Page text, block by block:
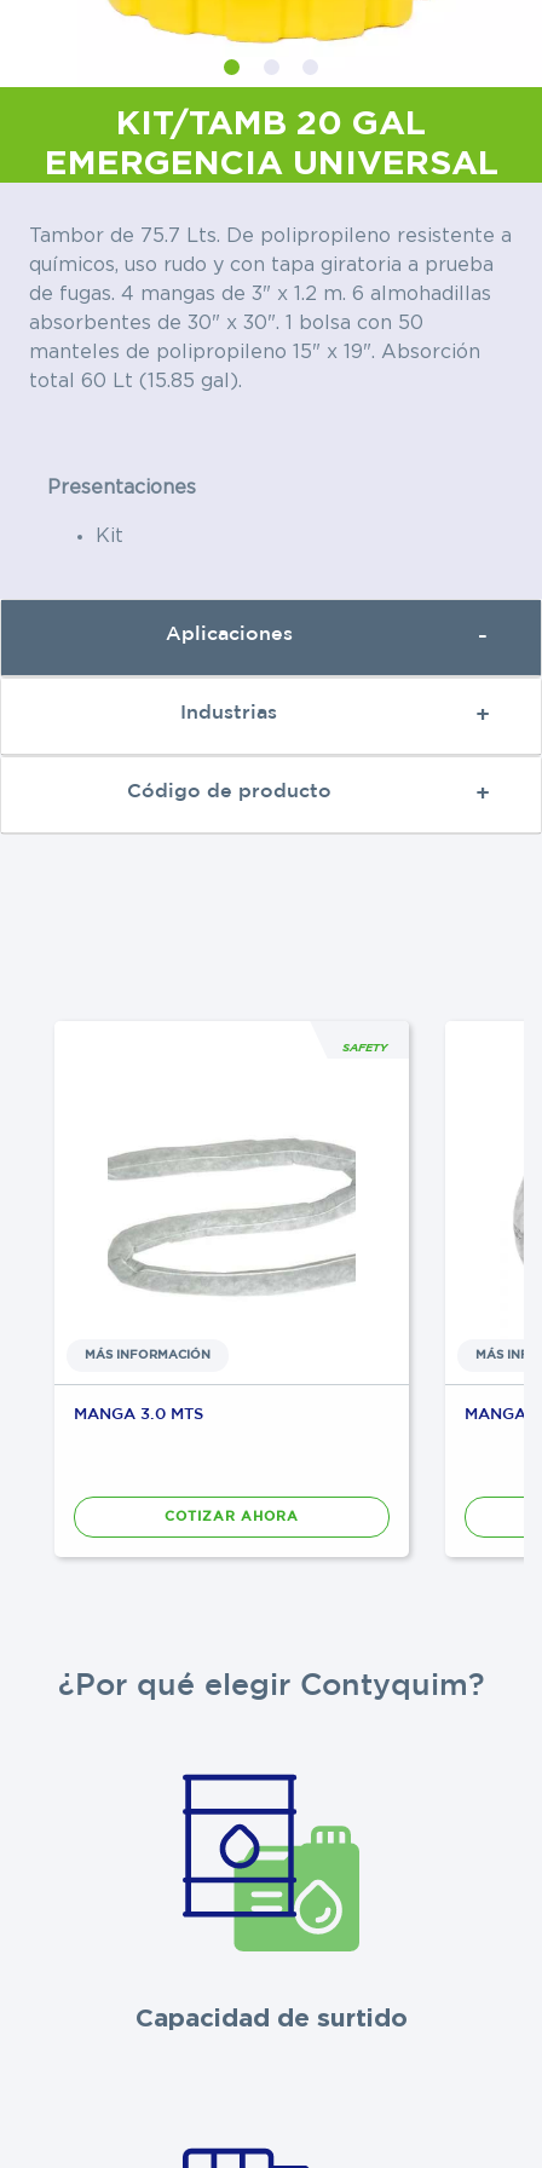
KIT/TAMB 20 GAL
EMERGENCIA UNIVERSAL
Tambor de 75.7 Lts. De polipropileno resistente a
químicos, uso rudo y con tapa giratoria a prueba
de fugas. 4 mangas de 3" x 1.2 m. 6 almohadillas
absorbentes de 30" x 30". 1 bolsa con 50
manteles de polipropileno 15" x 19". Absorción
total 60 Lt (15.85 gal).
Presentaciones
Kit
Aplicaciones
Industrias
Código de producto
SAFETY
MÁS INFORMACIÓN
MANGA 3.0 MTS
COTIZAR AHORA
MÁS
MANGA
¿Por qué elegir Contyquim?
Capacidad de surtido